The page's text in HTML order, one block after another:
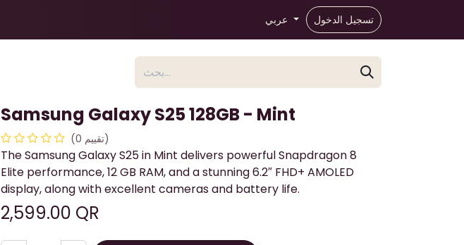
عربي تسجيل الدخول
Samsung Galaxy S25 128GB - Mint
(تقييم 0)
The Samsung Galaxy S25 in Mint delivers powerful Snapdragon 8
Elite performance, 12 GB RAM, and a stunning 6.2″ FHD+ AMOLED
display, along with excellent cameras and battery life.
2,599.00 QR